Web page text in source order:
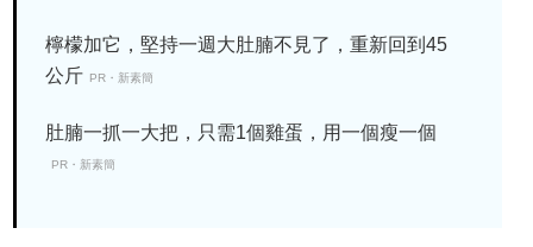
檸檬加它，堅持一週大肚腩不見了，重新回到45
公斤 PR・新素簡
肚腩一抓一大把，只需1個雞蛋，用一個瘦一個
PR・新素簡